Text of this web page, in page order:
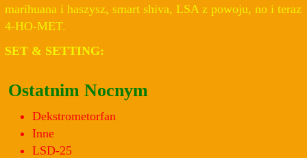
marihuana i haszysz, smart shiva, LSA z powoju, no i teraz
4-HO-MET.
SET & SETTING:
Ostatnim Nocnym
Dekstrometorfan
Inne
LSD-25